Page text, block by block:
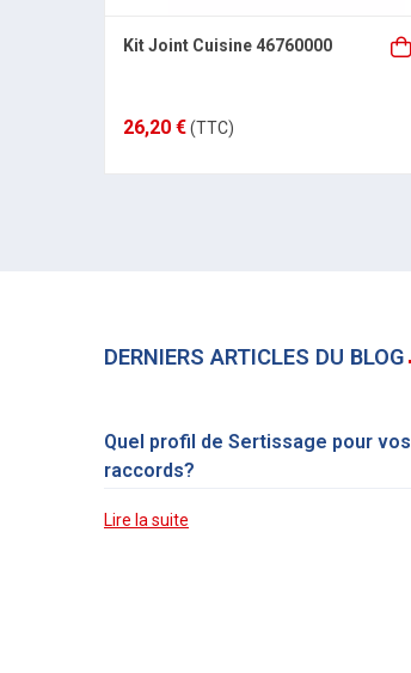
Kit Joint Cuisine 46760000
26,20 €(TTC)
DERNIERS ARTICLES DU BLOG
Quel profil de Sertissage pour vos
raccords?
Lire la suite